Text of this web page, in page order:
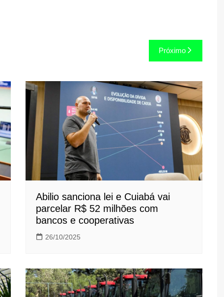
Próximo
Abilio sanciona lei e Cuiabá vai
parcelar R$ 52 milhões com
bancos e cooperativas
26/10/2025